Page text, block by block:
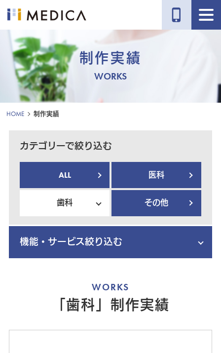
phone_iphone
制作実績
WORKS
HOME 制作実績
カテゴリーで絞り込む
ALL 医科
歯科 その他
機能・サービス絞り込む
WORKS
「歯科」制作実績